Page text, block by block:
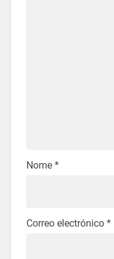
Nome *
Correo electrónico *